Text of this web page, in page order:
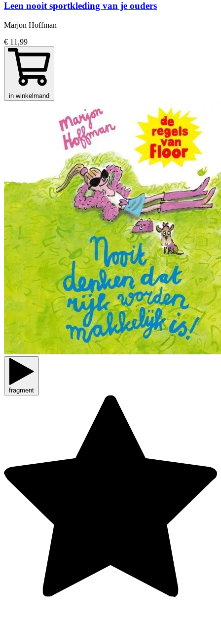
Leen nooit sportkleding van je ouders
Marjon Hoffman
€ 11,99
in winkelmand
fragment